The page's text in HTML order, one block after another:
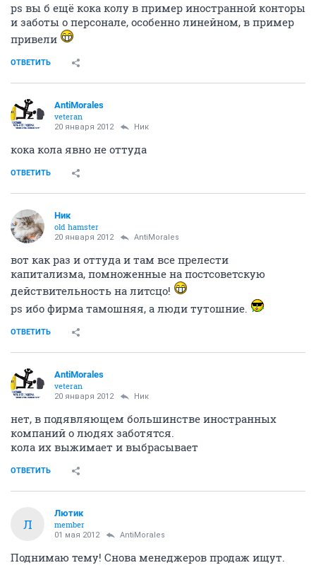
ps вы б ещё кока колу в пример иностранной конторы
и заботы о персонале, особенно линейном, в пример
привели
ОТВЕТИТЬ
AntiMorales
veteran
20 января 2012 Ник
кока кола явно не оттуда
ОТВЕТИТЬ
Ник
old hamster
20 января 2012 AntiMorales
вот как раз и оттуда и там все прелести
капитализма, помноженные на постсоветскую
действительность на литсцо!
ps ибо фирма тамошняя, а люди тутошние.
ОТВЕТИТЬ
AntiMorales
veteran
20 января 2012 Ник
нет, в подявляющем большинстве иностранных
компаний о людях заботятся.
кола их выжимает и выбрасывает
ОТВЕТИТЬ
Л
Лютик
member
01 мая 2012 AntiMorales
Поднимаю тему! Снова менеджеров продаж ищут.